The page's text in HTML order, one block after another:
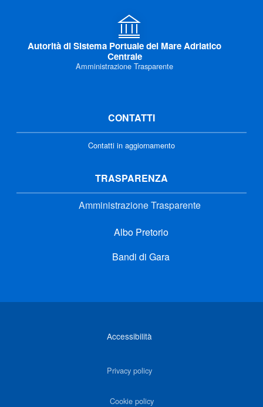
Autorità di Sistema Portuale del Mare Adriatico
Centrale
Amministrazione Trasparente
CONTATTI
Contatti in aggiornamento
TRASPARENZA
Amministrazione Trasparente
Albo Pretorio
Bandi di Gara
Accessibilità
Privacy policy
Cookie policy